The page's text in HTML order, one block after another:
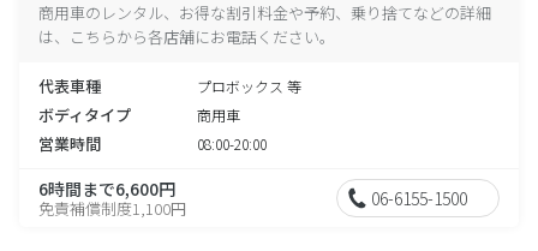
商用車のレンタル、お得な割引料金や予約、乗り捨てなどの詳細
は、こちらから各店舗にお電話ください。
代表車種 プロボックス 等
ボディタイプ 商用車
営業時間 08:00-20:00
6時間まで6,600円
免責補償制度1,100円 06-6155-1500